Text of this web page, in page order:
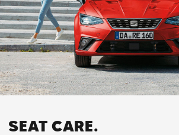
SEAT CARE.